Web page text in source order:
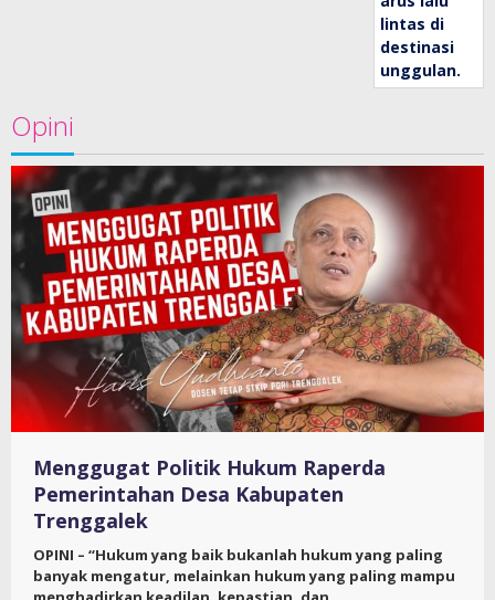
Opini
Menggugat Politik Hukum Raperda
Pemerintahan Desa Kabupaten
Trenggalek
OPINI – “Hukum yang baik bukanlah hukum yang paling
banyak mengatur, melainkan hukum yang paling mampu